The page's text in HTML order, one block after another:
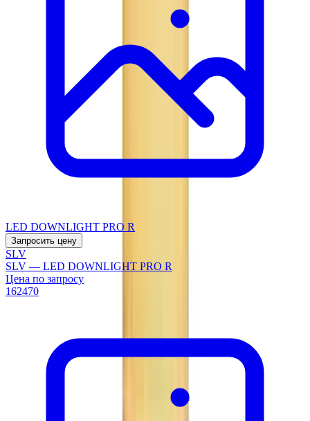
LED DOWNLIGHT PRO R
Запросить цену
SLV
SLV — LED DOWNLIGHT PRO R
Цена по запросу
162470